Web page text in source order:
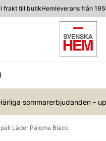
frakt till butikHemleverans från
sommarerbjudanden -
Läder Paloma Black